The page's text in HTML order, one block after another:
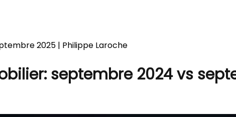
2025 | Philippe Laroche
septembre 2024 vs